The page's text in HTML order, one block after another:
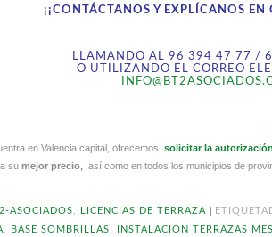
¡¡CONTÁCTANOS Y EXPLÍCANOS
LLAMANDO AL 96 394 47 77 /
O UTILIZANDO EL CORREO
en Valencia capital, ofrecemos solicitar la
su mejor precio, así como en todos los municipios de
ASOCIADOS LICENCIAS DE TERRAZA |
BASE SOMBRILLAS
INSTALACION TERRAZAS